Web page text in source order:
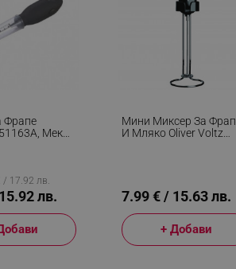
Фрапе
Мека
17.92 лв.
лв.
Мини Миксер За
И Мляко Oliver Voltz
7.99 € / 15.63 лв.
+ Добави